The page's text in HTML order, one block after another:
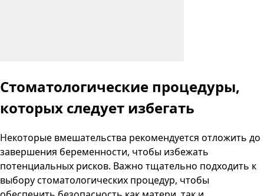
Стоматологические процедуры,
которых следует избегать
Некоторые вмешательства рекомендуется отложить до
завершения беременности, чтобы избежать
потенциальных рисков. Важно тщательно подходить к
выбору стоматологических процедур, чтобы